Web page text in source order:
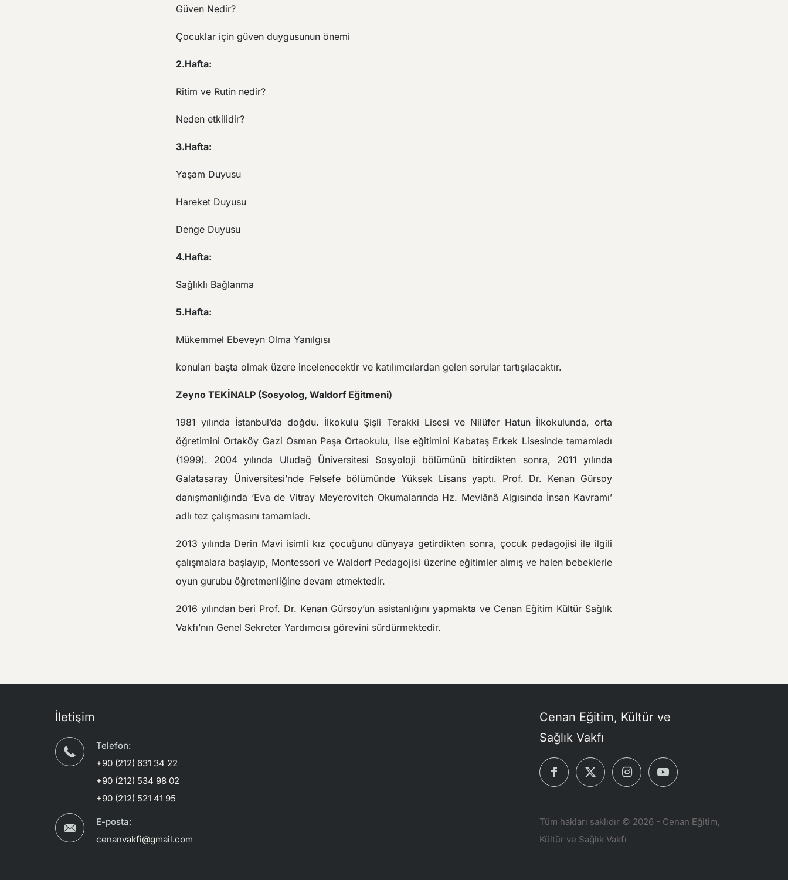
Güven Nedir?
Çocuklar için güven duygusunun önemi
2.Hafta:
Ritim ve Rutin nedir?
Neden etkilidir?
3.Hafta:
Yaşam Duyusu
Hareket Duyusu
Denge Duyusu
4.Hafta:
Sağlıklı Bağlanma
5.Hafta:
Mükemmel Ebeveyn Olma Yanılgısı
konuları başta olmak üzere incelenecektir ve katılımcılardan gelen sorular tartışılacaktır.
Zeyno TEKİNALP (Sosyolog, Waldorf Eğitmeni)
1981 yılında İstanbul’da doğdu. İlkokulu Şişli Terakki Lisesi ve Nilüfer Hatun İlkokulunda, orta
öğretimini Ortaköy Gazi Osman Paşa Ortaokulu, lise eğitimini Kabataş Erkek Lisesinde tamamladı
(1999). 2004 yılında Uludağ Üniversitesi Sosyoloji bölümünü bitirdikten sonra, 2011 yılında
Galatasaray Üniversitesi’nde Felsefe bölümünde Yüksek Lisans yaptı. Prof. Dr. Kenan Gürsoy
danışmanlığında ‘Eva de Vitray Meyerovitch Okumalarında Hz. Mevlânâ Algısında İnsan Kavramı’
adlı tez çalışmasını tamamladı.
2013 yılında Derin Mavi isimli kız çocuğunu dünyaya getirdikten sonra, çocuk pedagojisi ile ilgili
çalışmalara başlayıp, Montessori ve Waldorf Pedagojisi üzerine eğitimler almış ve halen bebeklerle
oyun gurubu öğretmenliğine devam etmektedir.
2016 yılından beri Prof. Dr. Kenan Gürsoy’un asistanlığını yapmakta ve Cenan Eğitim Kültür Sağlık
Vakfı’nın Genel Sekreter Yardımcısı görevini sürdürmektedir.
İletişim
Telefon:
+90 (212) 631 34 22
+90 (212) 534 98 02
+90 (212) 521 41 95
E-posta:
cenanvakfi@gmail.com
Cenan Eğitim, Kültür ve
Sağlık Vakfı
Tüm hakları saklıdır © 2026 - Cenan Eğitim,
Kültür ve Sağlık Vakfı